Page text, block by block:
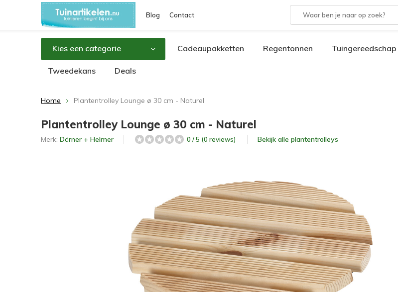
Blog Contact
Kies een categorie Cadeaupakketten Regentonnen Tuingereedschap
Tweedekans Deals
Home Plantentrolley Lounge ø 30 cm - Naturel
Plantentrolley Lounge ø 30 cm - Naturel
Merk: Dörner + Helmer 0 / 5 (0 reviews) Bekijk alle plantentrolleys